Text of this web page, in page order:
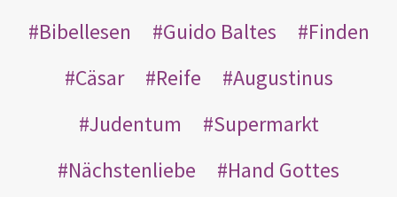
Bibellesen
Guido Baltes
Finden
Cäsar
Reife
Augustinus
Judentum
Supermarkt
Nächstenliebe
Hand Gottes